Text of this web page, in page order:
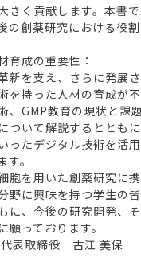
きく貢献します。本書
の創薬研究における役
育成の重要性：
新を支え、さらに発展さ
を持った人材の育成が
、GMP教育の現状と課
ついて解説するととも
ったデジタル技術を活
。
胞を用いた創薬研究に
野に興味を持つ学生の
に、今後の研究開発、
願っております。
表取締役 古江 美保